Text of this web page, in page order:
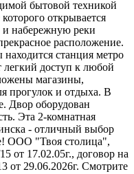
бытовой техникой
открывается
и набережную реки
расположение.
станция метро
доступ к любой
магазины,
прогулок и отдыха. В
Двор оборудован
Эта 2-комнатная
- отличный выбор
ООО "Твоя столица",
от 17.02.05г., договор на
от 29.06.2026г. Смотрите